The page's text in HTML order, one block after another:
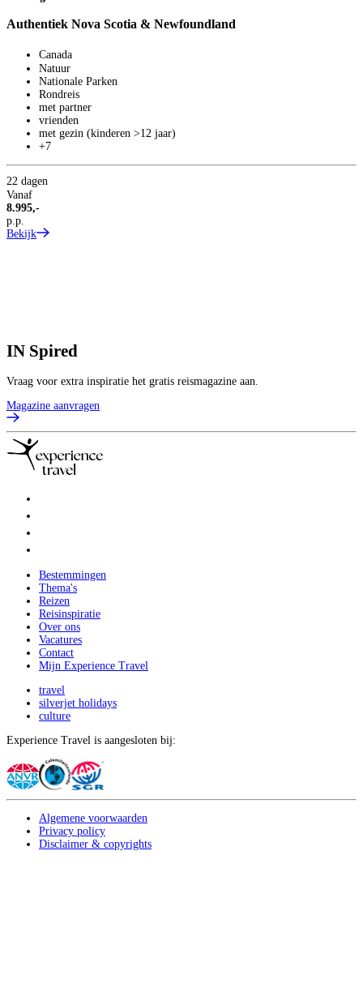
Authentiek Nova Scotia & Newfoundland
Canada
Natuur
Nationale Parken
Rondreis
met partner
vrienden
met gezin (kinderen >12 jaar)
+7
22 dagen
Vanaf
8.995,-
p.p.
Bekijk
IN Spired
Vraag voor extra inspiratie het gratis reismagazine aan.
Magazine aanvragen
Bestemmingen
Thema's
Reizen
Reisinspiratie
Over ons
Vacatures
Contact
Mijn Experience Travel
travel
silverjet holidays
culture
Experience Travel is aangesloten bij:
Algemene voorwaarden
Privacy policy
Disclaimer & copyrights